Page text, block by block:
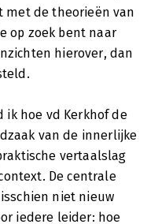
met de theorieën van
op zoek bent naar
hierover, dan
ik hoe vd Kerkhof de
van de innerlijke
vertaalslag
De centrale
niet nieuw
iedere leider: hoe